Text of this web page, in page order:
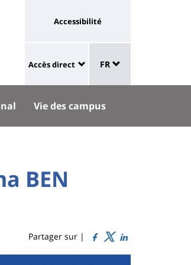
Université
lien
vers
page
accessibilité
Accessibilité
University
:
Shortcut
links
Accès direct de
langue
FR
Vie des campus
BEN
Partager sur |